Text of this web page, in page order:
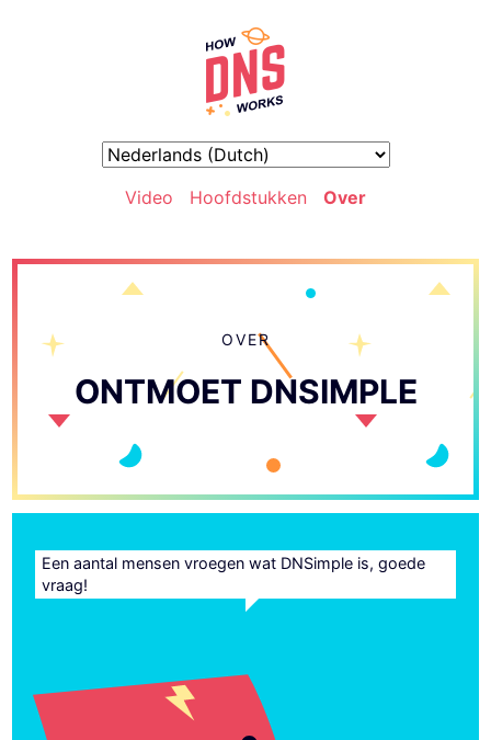
Video Hoofdstukken Over
OVER
ONTMOET DNSIMPLE
Een aantal mensen vroegen wat DNSimple is, goede
vraag!